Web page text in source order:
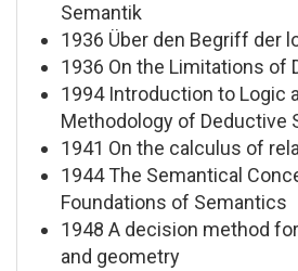
Semantik
1936 Über den Begriff der
1936 On the Limitations of
1994 Introduction to Logic
Methodology of Deductive
1941 On the calculus of
1944 The Semantical
Foundations of Semantics
1948 A decision method
and geometry